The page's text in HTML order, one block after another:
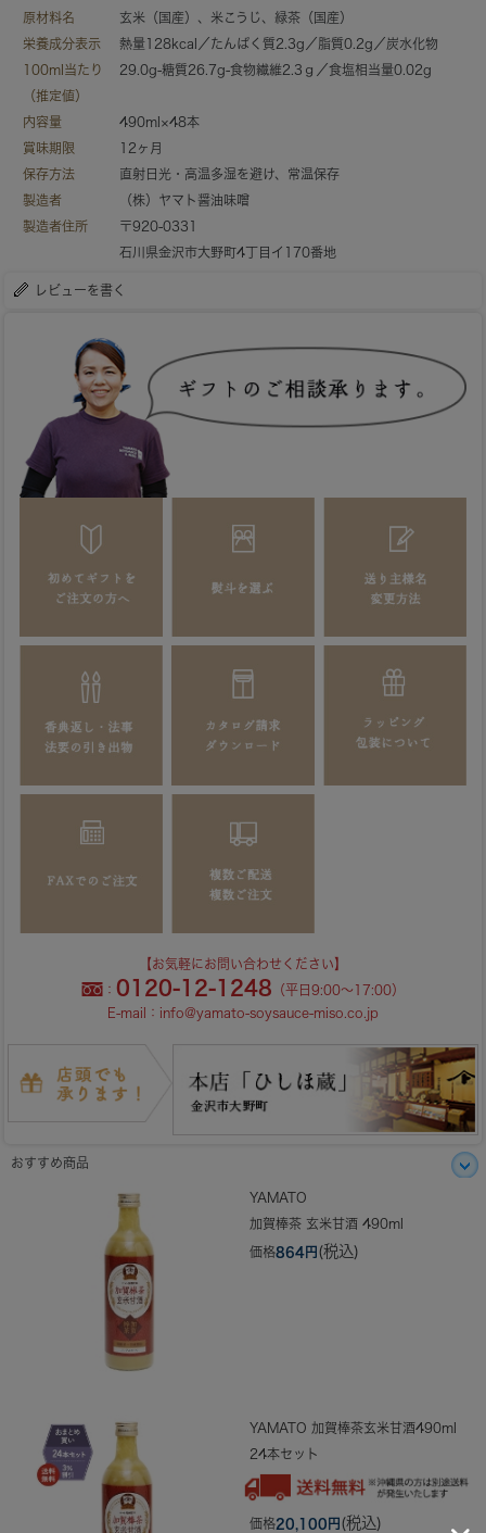
原材料名
玄米（国産）、米こうじ、緑茶（国産）
栄養成分表示
100ml当たり
（推定値）
熱量128kcal／たんぱく質2.3g／脂質0.2g／炭水化物
29.0g-糖質26.7g-食物繊維2.3ｇ／食塩相当量0.02g
内容量
490ml×48本
賞味期限
12ヶ月
保存方法
直射日光・高温多湿を避け、常温保存
製造者
（株）ヤマト醤油味噌
製造者住所
〒920-0331
石川県金沢市大野町4丁目イ170番地
レビューを書く
【お気軽にお問い合わせください】
：0120-12-1248 （平日9:00～17:00）
E-mail： info@yamato-soysauce-miso.co.jp
おすすめ商品
YAMATO
加賀棒茶 玄米甘酒 490ml
価格864円 (税込)
YAMATO 加賀棒茶玄米甘酒490ml
24本セット
価格20,100円 (税込)